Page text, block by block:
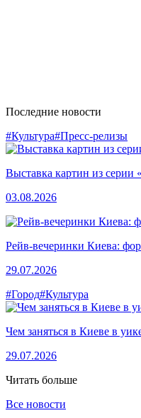
Последние новости
#Культура#Пресс-релизы
Выставка картин из серии
03.08.2026
Рейв-вечеринки Киева:
29.07.2026
#Город#Культура
Чем заняться в Киеве в
29.07.2026
Читать больше
Все новости